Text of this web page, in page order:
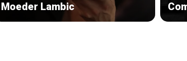
Moeder Lambic